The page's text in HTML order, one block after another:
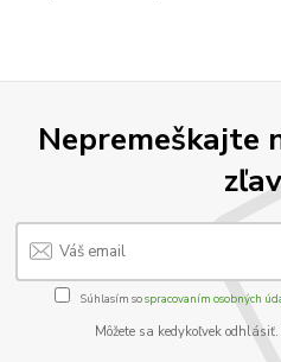
Nepremeškajte
Súhlasím sospracovaním osobných
Môžete sa kedykoľvek